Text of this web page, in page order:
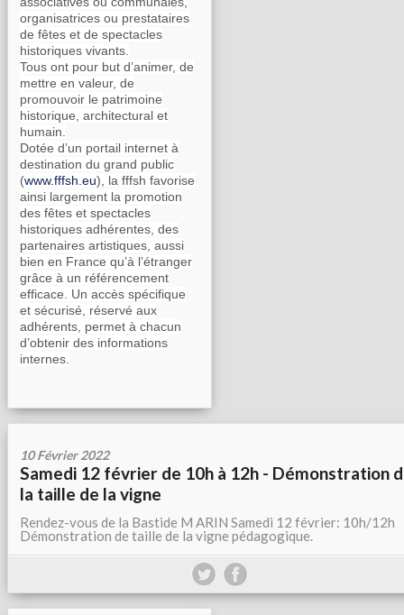
organisatrices ou prestataires
de fêtes et de spectacles
historiques vivants.
Tous ont pour but d’animer, de
mettre en valeur, de
promouvoir le patrimoine
historique, architectural et
humain.
Dotée d’un portail internet à
destination du grand public
(www.fffsh.eu), la fffsh favorise
ainsi largement la promotion
des fêtes et spectacles
historiques adhérentes, des
partenaires artistiques, aussi
bien en France qu’à l’étranger
grâce à un référencement
efficace. Un accès spécifique
et sécurisé, réservé aux
adhérents, permet à chacun
d’obtenir des informations
internes.
10 Février 2022
Samedi 12 février de 10h à 12h - Démonstration
la taille de la vigne
Rendez-vous de la Bastide M ARIN Samedi 12 février: 10h/12h
Démonstration de taille de la vigne pédagogique.